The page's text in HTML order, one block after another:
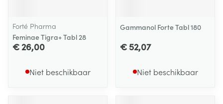
Forté Pharma
Feminae Tigra+ Tabl 28
€ 26,00
Niet beschikbaar
Gammanol Forte Tabl 180
€ 52,07
Niet beschikbaar